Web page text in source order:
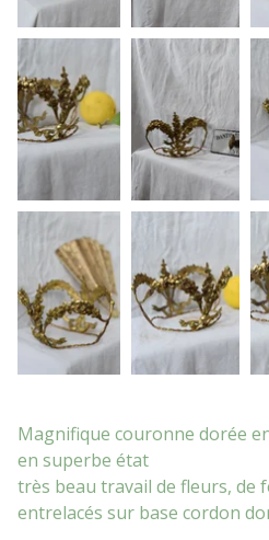
Magnifique couronne dorée
en superbe état
très beau travail de fleurs, de
entrelacés sur base cordon